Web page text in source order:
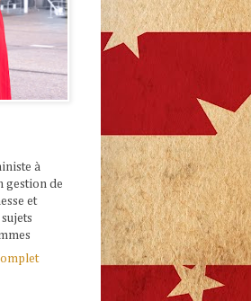
à
gestion de
et